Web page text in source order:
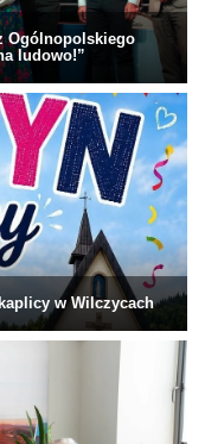
Ogólnopolskiego
ludowo!”
w Wilczycach